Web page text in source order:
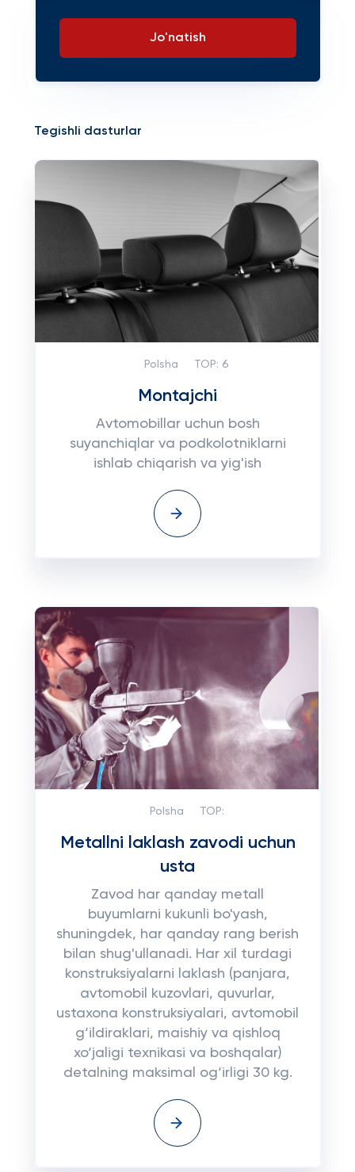
Jo'natish
Tegishli dasturlar
Polsha TOP: 6
Montajchi
Avtomobillar uchun bosh
suyanchiqlar va podkolotniklarni
ishlab chiqarish va yig'ish
Polsha TOP:
Metallni laklash zavodi uchun
usta
Zavod har qanday metall
buyumlarni kukunli bo'yash,
shuningdek, har qanday rang berish
bilan shug'ullanadi. Har xil turdagi
konstruksiyalarni laklash (panjara,
avtomobil kuzovlari, quvurlar,
ustaxona konstruksiyalari, avtomobil
g‘ildiraklari, maishiy va qishloq
xo‘jaligi texnikasi va boshqalar)
detalning maksimal og‘irligi 30 kg.